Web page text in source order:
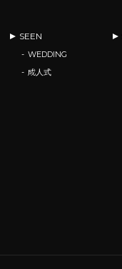
SEEN
WEDDING
成人式